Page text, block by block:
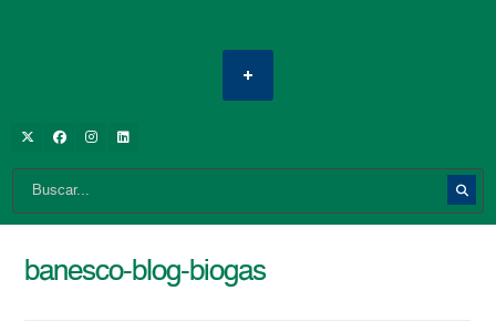
banesco-blog-biogas